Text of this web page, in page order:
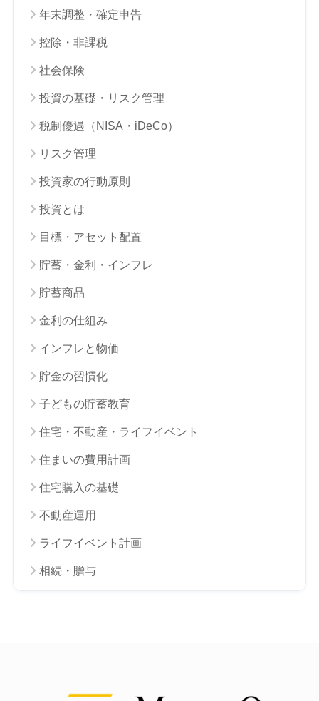
年末調整・確定申告
控除・非課税
社会保険
投資の基礎・リスク管理
税制優遇（NISA・iDeCo）
リスク管理
投資家の行動原則
投資とは
目標・アセット配置
貯蓄・金利・インフレ
貯蓄商品
金利の仕組み
インフレと物価
貯金の習慣化
子どもの貯蓄教育
住宅・不動産・ライフイベント
住まいの費用計画
住宅購入の基礎
不動産運用
ライフイベント計画
相続・贈与